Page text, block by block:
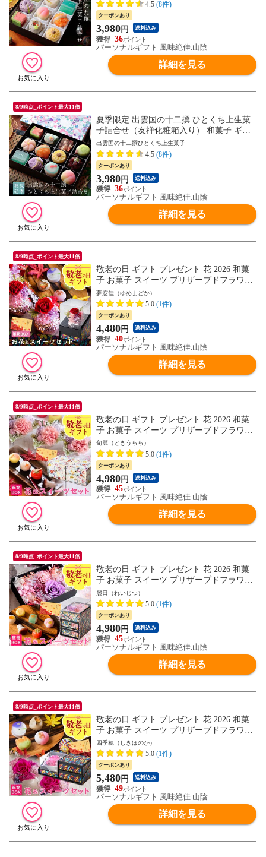
4.5 (8件)
クーポンあり
3,980円 送料込み
36
パーソナルギフト 風味絶佳.山陰
詳細を見る
8/9時点_ポイント最大11倍
夏季限定 出雲国の十二撰 ひとくち上生菓
子詰合せ（友禅化粧箱入り） 和菓子 ギフ
ト 高級 お取り寄せ スイーツ 送料無料（北
海道・沖縄を除く）
出雲国の十二撰ひとくち上生菓子
4.5 (8件)
クーポンあり
3,980円 送料込み
36
パーソナルギフト 風味絶佳.山陰
詳細を見る
8/9時点_ポイント最大11倍
敬老の日 ギフト プレゼント 花 2026 和菓
子 お菓子 スイーツ プリザーブドフラワー
＆ひとくち上生菓子セット「夢窓佳（ゆめ
まどか）」 クリア箪笥箱入り 送料無料
（北海道・沖縄を除く） 敬老の日メッセー
ジカード付き
夢窓佳（ゆめまどか）
5.0 (1件)
クーポンあり
4,480円 送料込み
40
パーソナルギフト 風味絶佳.山陰
詳細を見る
8/9時点_ポイント最大11倍
敬老の日 ギフト プレゼント 花 2026 和菓
子 お菓子 スイーツ プリザーブドフラワー
＆上生菓子セット「旬麗（ときうらら）」
箪笥箱入り 送料無料（北海道・沖縄を除
く） 敬老の日メッセージカード付き
旬麗（ときうらら）
5.0 (1件)
クーポンあり
4,980円 送料込み
45
パーソナルギフト 風味絶佳.山陰
詳細を見る
8/9時点_ポイント最大11倍
敬老の日 ギフト プレゼント 花 2026 和菓
子 お菓子 スイーツ プリザーブドフラワー
＆ひとくち上生菓子セット「麗日（れいじ
つ）」 クリア箪笥箱入り 送料無料（北海
道・沖縄を除く） 敬老の日メッセージカー
ド付き
麗日（れいじつ）
5.0 (1件)
クーポンあり
4,980円 送料込み
45
パーソナルギフト 風味絶佳.山陰
詳細を見る
8/9時点_ポイント最大11倍
敬老の日 ギフト プレゼント 花 2026 和菓
子 お菓子 スイーツ プリザーブドフラワー
＆上生菓子セット「四季穂（しきほの
か）」 クリア箪笥箱入り 送料無料（北海
道・沖縄を除く） 敬老の日メッセージカー
ド付き
四季穂（しきほのか）
5.0 (1件)
クーポンあり
5,480円 送料込み
49
パーソナルギフト 風味絶佳.山陰
詳細を見る